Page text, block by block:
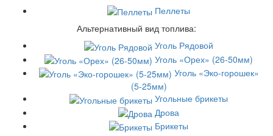
Пеллеты
Альтернативный вид топлива:
Уголь Рядовой
Уголь «Орех» (26-50мм)
Уголь «Эко-горошек»
(5-25мм)
Угольные брикеты
Дрова
Брикеты